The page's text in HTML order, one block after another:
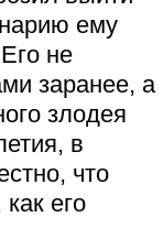
ему
не
заранее, а
злодея
в
что
его